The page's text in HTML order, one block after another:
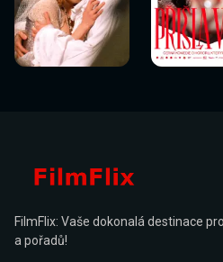
Sledovat
nyní
Sledovat
nyní
nyní
Sledovat
nyní
FilmFlix: Vaše dokonalá destinace
a pořadů!